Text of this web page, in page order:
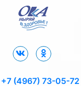
+7 (4967) 73-05-72